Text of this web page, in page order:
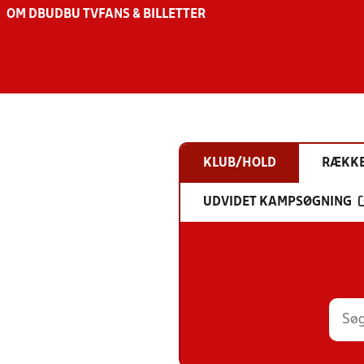
OM DBU DBU TV FANS & BILLETTER
KLUB/HOLD
UDVIDET KAMPSØGNING